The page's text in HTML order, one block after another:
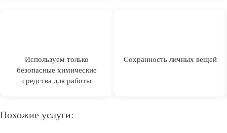
Используем только
безопасные химические
средства для работы
Сохранность личных вещей
Похожие услуги: